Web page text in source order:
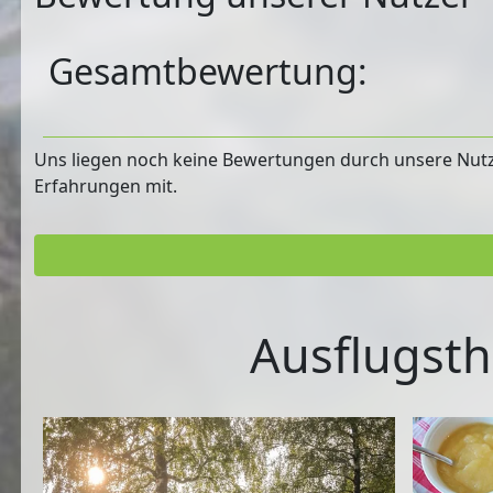
Gesamtbewertung:
Uns liegen noch keine Bewertungen durch unsere
Erfahrungen mit.